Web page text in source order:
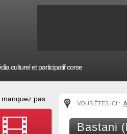
culturel et participatif corse
pas...
VOUS ÊTES ICI :
Bastani